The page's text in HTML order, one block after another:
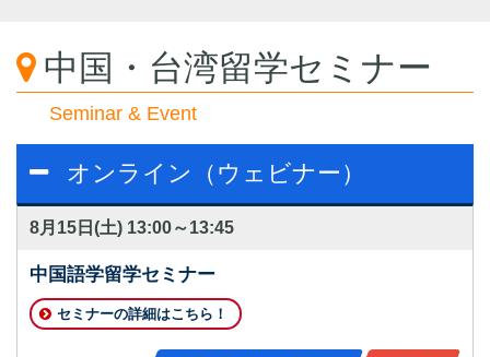
中国・台湾留学セミナー
Seminar & Event
オンライン（ウェビナー）
8月15日(土) 13:00～13:45
中国語学留学セミナー
セミナーの詳細はこちら！